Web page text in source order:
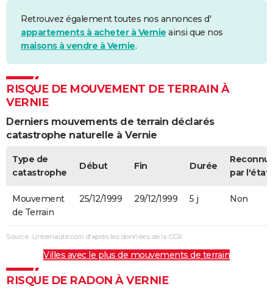
Retrouvez également toutes nos annonces d'
appartements à acheter à Vernie ainsi que nos
maisons à vendre à Vernie.
RISQUE DE MOUVEMENT DE TERRAIN À
VERNIE
Derniers mouvements de terrain déclarés
catastrophe naturelle à Vernie
Type de
catastrophe
Début Fin Durée
par l'état
Mouvement
de Terrain
25/12/1999 29/12/1999 5 j Non
Source : Linternaute.com d'après les données de la CCR
Villes avec le plus de mouvements de terrain
RISQUE DE RADON À VERNIE